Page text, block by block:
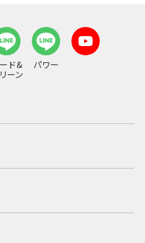
ド&
ーン
パワー